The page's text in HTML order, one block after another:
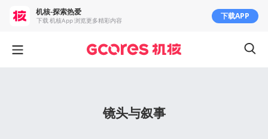
镜头与叙事
机核-探索热爱
下载 机核App 浏览更多精彩内容 下载APP